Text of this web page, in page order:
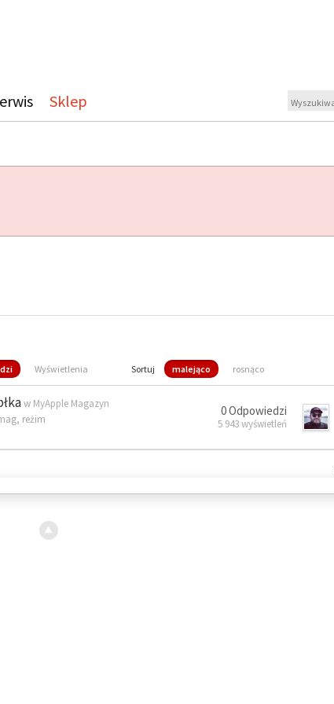
Sklep
Wyświetlenia Sortuj malejąco rosnąco
w MyApple Magazyn
, reżim
0 Odpowiedzi
5 943 wyświetleń